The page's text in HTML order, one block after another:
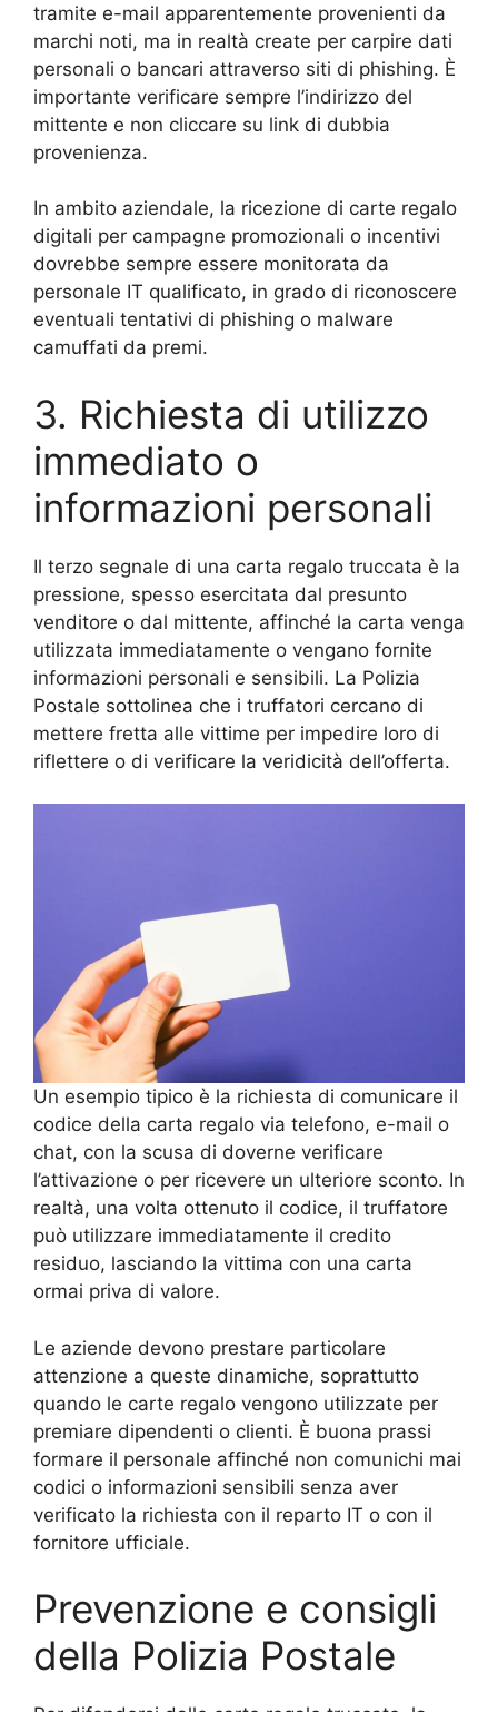
tramite e-mail apparentemente provenienti da
marchi noti, ma in realtà create per carpire dati
personali o bancari attraverso siti di phishing. È
importante verificare sempre l’indirizzo del
mittente e non cliccare su link di dubbia
provenienza.
In ambito aziendale, la ricezione di carte regalo
digitali per campagne promozionali o incentivi
dovrebbe sempre essere monitorata da
personale IT qualificato, in grado di riconoscere
eventuali tentativi di phishing o malware
camuffati da premi.
3. Richiesta di utilizzo
immediato o
informazioni personali
Il terzo segnale di una carta regalo truccata è la
pressione, spesso esercitata dal presunto
venditore o dal mittente, affinché la carta venga
utilizzata immediatamente o vengano fornite
informazioni personali e sensibili. La Polizia
Postale sottolinea che i truffatori cercano di
mettere fretta alle vittime per impedire loro di
riflettere o di verificare la veridicità dell’offerta.
Un esempio tipico è la richiesta di comunicare il
codice della carta regalo via telefono, e-mail o
chat, con la scusa di doverne verificare
l’attivazione o per ricevere un ulteriore sconto. In
realtà, una volta ottenuto il codice, il truffatore
può utilizzare immediatamente il credito
residuo, lasciando la vittima con una carta
ormai priva di valore.
Le aziende devono prestare particolare
attenzione a queste dinamiche, soprattutto
quando le carte regalo vengono utilizzate per
premiare dipendenti o clienti. È buona prassi
formare il personale affinché non comunichi mai
codici o informazioni sensibili senza aver
verificato la richiesta con il reparto IT o con il
fornitore ufficiale.
Prevenzione e consigli
della Polizia Postale